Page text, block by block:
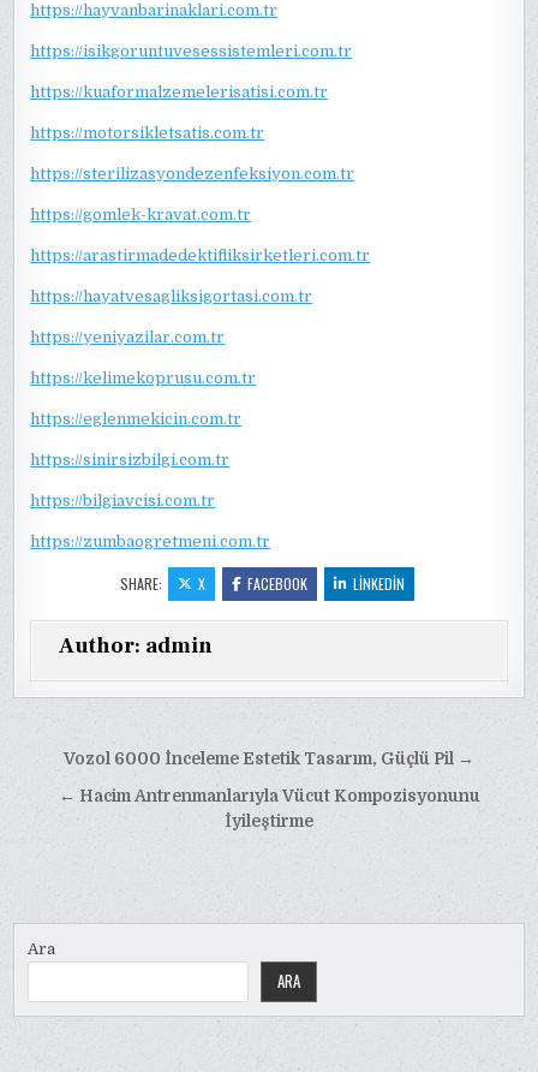
https://hayvanbarinaklari.com.tr
https://isikgoruntuvesessistemleri.com.tr
https://kuaformalzemelerisatisi.com.tr
https://motorsikletsatis.com.tr
https://sterilizasyondezenfeksiyon.com.tr
https://gomlek-kravat.com.tr
https://arastirmadedektifliksirketleri.com.tr
https://hayatvesagliksigortasi.com.tr
https://yeniyazilar.com.tr
https://kelimekoprusu.com.tr
https://eglenmekicin.com.tr
https://sinirsizbilgi.com.tr
https://bilgiavcisi.com.tr
https://zumbaogretmeni.com.tr
SHARE: X FACEBOOK LINKEDIN
Author: admin
Yazı
gezinmesi
Vozol 6000 İnceleme Estetik Tasarım, Güçlü Pil →
← Hacim Antrenmanlarıyla Vücut Kompozisyonunu
İyileştirme
Ara
ARA